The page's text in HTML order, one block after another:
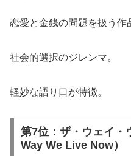
恋愛と金銭の問題を扱う作
社会的選択のジレンマ。
軽妙な語り口が特徴。
第7位：ザ・ウェイ・
Way We Live Now）